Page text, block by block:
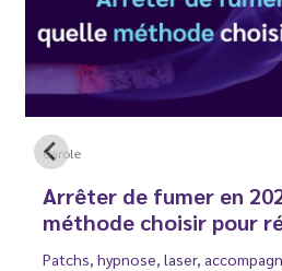
Carole
Arrêter de fumer en
méthode choisir pour
Patchs, hypnose, laser,